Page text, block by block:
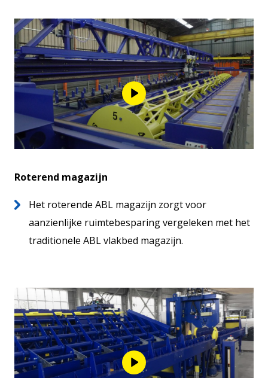
Roterend magazijn
Het roterende ABL magazijn zorgt voor
aanzienlijke ruimtebesparing vergeleken met het
traditionele ABL vlakbed magazijn.